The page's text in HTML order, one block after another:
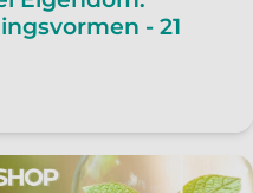
- 21